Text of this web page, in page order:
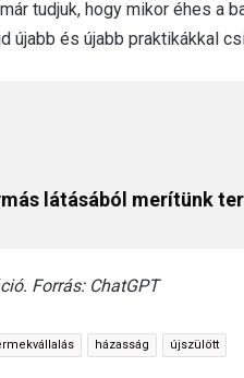
tudjuk, hogy mikor éhes a
újabb és újabb praktikákkal
látásából merítünk
Forrás: ChatGPT
házasság újszülött